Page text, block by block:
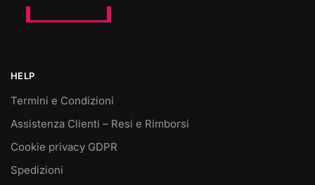
HELP
Termini e Condizioni
Assistenza Clienti – Resi e Rimborsi
Cookie privacy GDPR
Spedizioni